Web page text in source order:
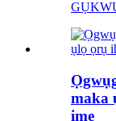
maka
ime